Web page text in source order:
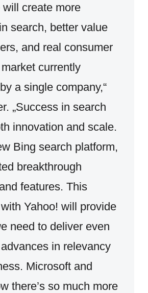
create more
search, better value
and real consumer
currently
a single company,“
„Success in search
innovation and scale.
Bing search platform,
breakthrough
features. This
Yahoo! will provide
need to deliver even
in relevancy
Microsoft and
there’s so much more